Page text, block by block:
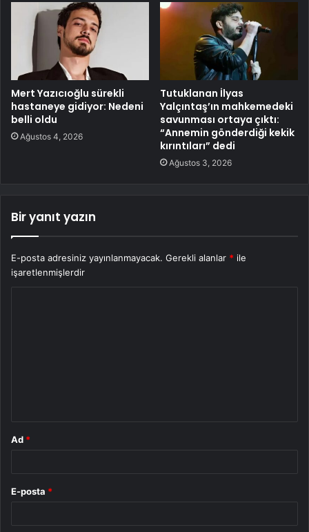
Mert Yazıcıoğlu sürekli
hastaneye gidiyor: Nedeni
belli oldu
Ağustos 4, 2026
Tutuklanan İlyas
Yalçıntaş’ın mahkemedeki
savunması ortaya çıktı:
“Annemin gönderdiği kekik
kırıntıları” dedi
Ağustos 3, 2026
Bir yanıt yazın
E-posta adresiniz yayınlanmayacak. Gerekli alanlar * ile
işaretlenmişlerdir
Ad *
E-posta *